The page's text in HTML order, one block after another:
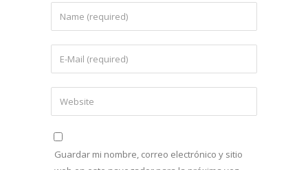
Guardar mi nombre, correo electrónico y sitio